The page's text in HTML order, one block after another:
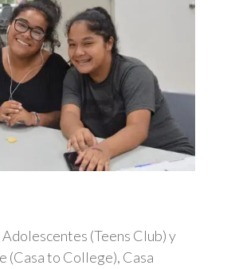
(Teens Club) y
(Casa to College), Casa